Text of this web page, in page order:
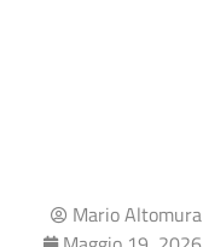
Mario Altomura